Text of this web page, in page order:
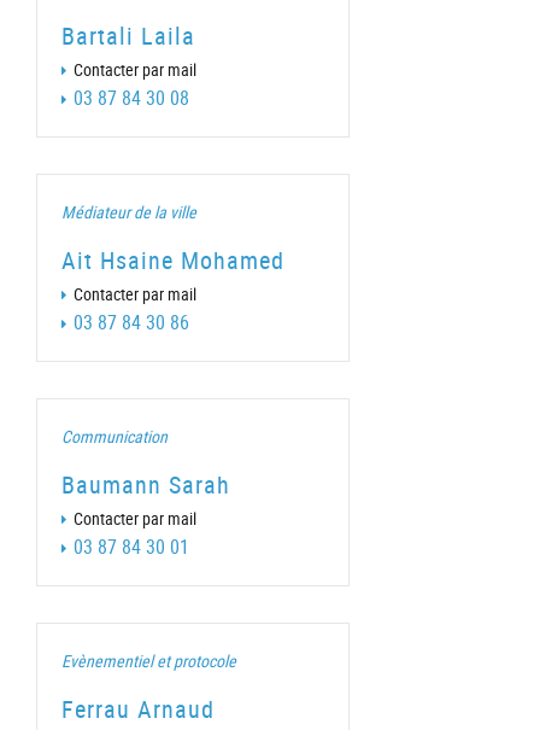
Bartali Laila
Contacter par mail
03 87 84 30 08
Médiateur de la ville
Ait Hsaine Mohamed
Contacter par mail
03 87 84 30 86
Communication
Baumann Sarah
Contacter par mail
03 87 84 30 01
Evènementiel et protocole
Ferrau Arnaud